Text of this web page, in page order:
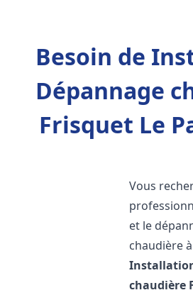
Besoin de
Dépannage
Frisquet Le
Vous
et le
chaudière à
chaudière